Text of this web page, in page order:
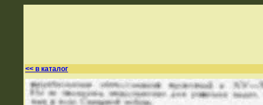
<< в каталог